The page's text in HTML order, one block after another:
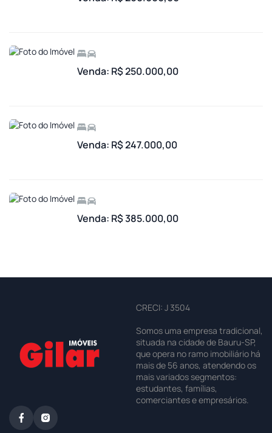
Venda: R$ 250.000,00
Venda: R$ 247.000,00
Venda: R$ 385.000,00
CRECI: J 3504
Somos uma empresa tradicional,
situada na cidade de Bauru-SP,
que opera no ramo imobiliário há
mais de 56 anos, atendendo os
mais variados segmentos:
estudantes, famílias,
comerciantes e empresários.